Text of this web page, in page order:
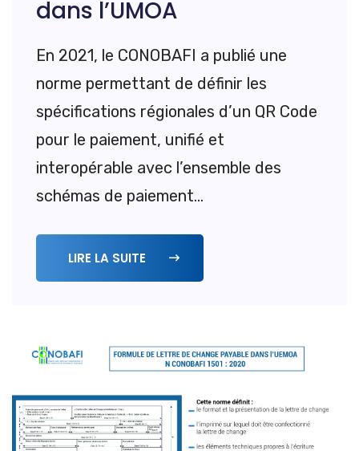
dans l’UMOA
En 2021, le CONOBAFI a publié une
norme permettant de définir les
spécifications régionales d’un QR Code
pour le paiement, unifié et
interopérable avec l’ensemble des
schémas de paiement...
LIRE LA SUITE